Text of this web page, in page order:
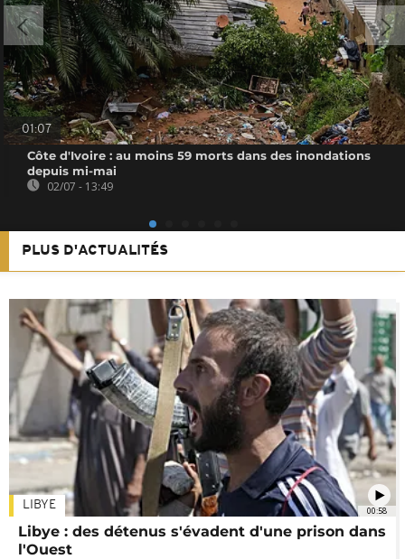
01:07
Côte d'Ivoire : au moins 59 morts dans des inondations
depuis mi-mai
02/07 - 13:49
PLUS D'ACTUALITÉS
00:58
LIBYE
Libye : des détenus s'évadent d'une prison dans
l'Ouest